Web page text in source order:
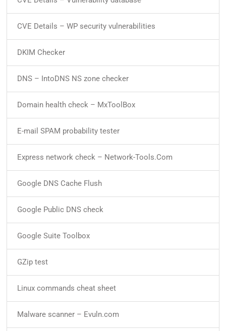
CVE Details – WP security vulnerabilities
DKIM Checker
DNS – IntoDNS NS zone checker
Domain health check – MxToolBox
E-mail SPAM probability tester
Express network check – Network-Tools.Com
Google DNS Cache Flush
Google Public DNS check
Google Suite Toolbox
GZip test
Linux commands cheat sheet
Malware scanner – Evuln.com